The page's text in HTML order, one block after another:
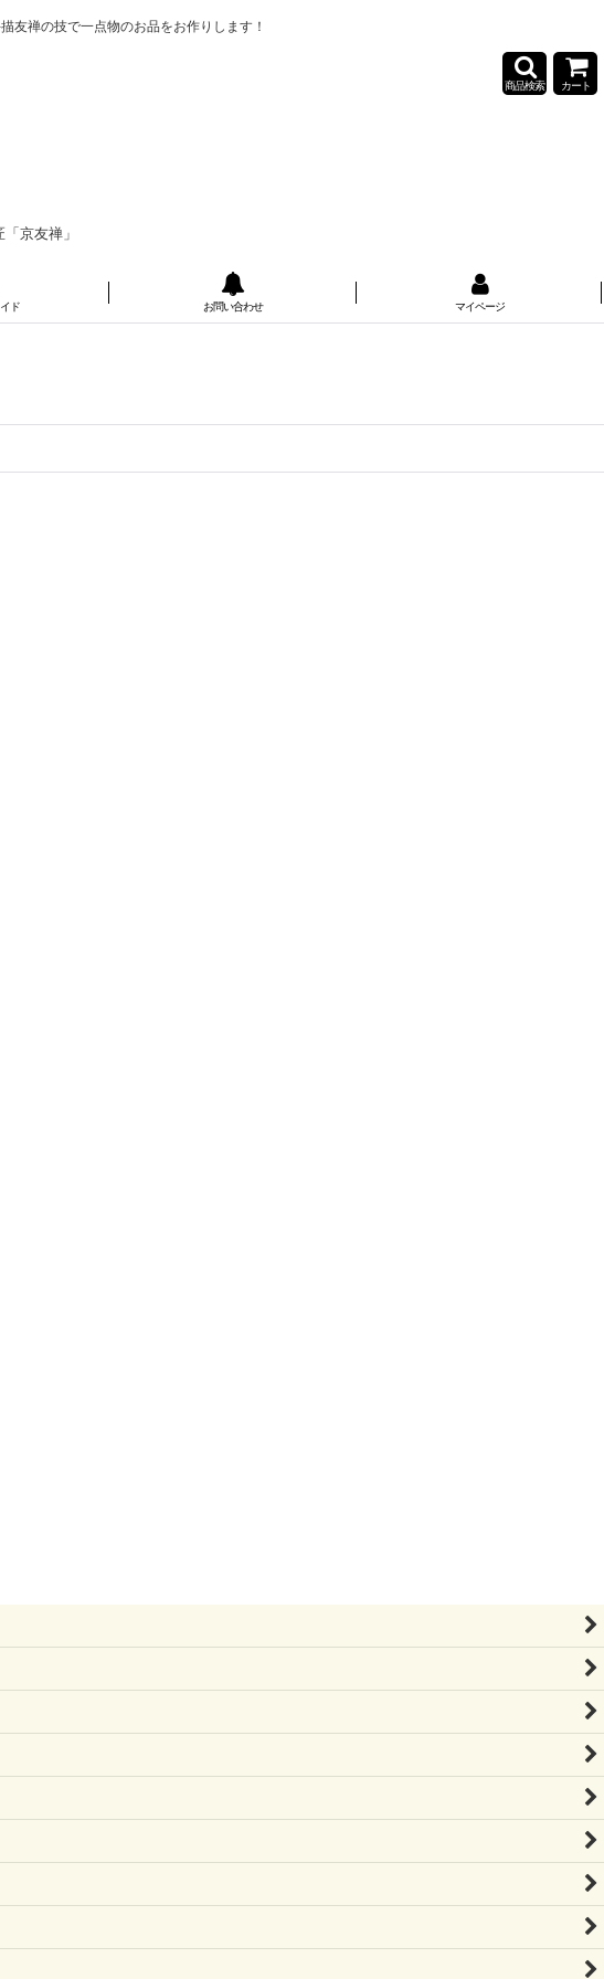
友禅の技で一点物のお品をお作りします！
京友禅」
商品検索 カート
ド お問い合わせ マイページ